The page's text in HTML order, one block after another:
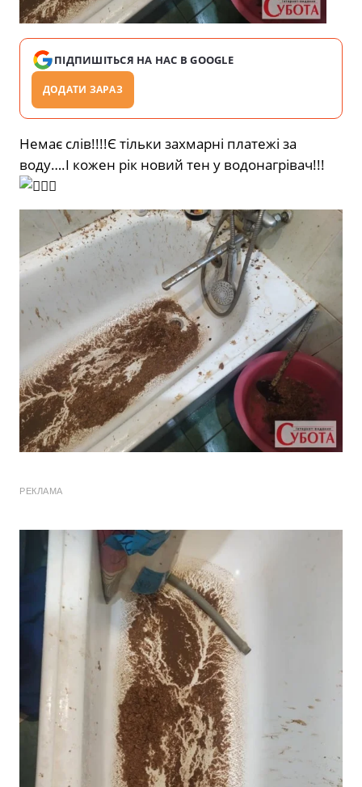
ПІДПИШІТЬСЯ НА НАС В GOOGLE
ДОДАТИ ЗАРАЗ
Немає слів!!!!Є тільки захмарні платежі за
воду….І кожен рік новий тен у водонагрівач!!!
РЕКЛАМА